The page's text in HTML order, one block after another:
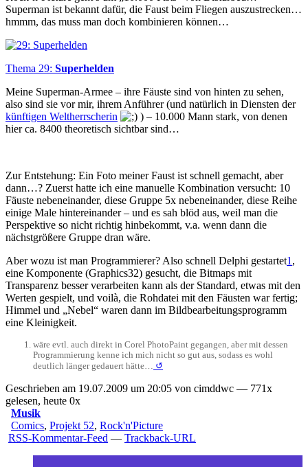
Superman ist bekannt dafür, die Faust beim Fliegen auszustrecken…
hmmm, das muss man doch kombinieren können…
Thema 29: Superhelden
Meine Superman-Armee – ihre Fäuste sind von hinten zu sehen,
also sind sie vor mir, ihrem Anführer (und natürlich in Diensten der
künftigen Weltherrscherin
) – 10.000 Mann stark, von denen
hier ca. 8400 theoretisch sichtbar sind…
Zur Entstehung: Ein Foto meiner Faust ist schnell gemacht, aber
dann…? Zuerst hatte ich eine manuelle Kombination versucht: 10
Fäuste nebeneinander, diese Gruppe 5x nebeneinander, diese Reihe
einige Male hintereinander – und es sah blöd aus, weil man die
Perspektive so nicht richtig hinbekommt, v.a. wenn dann die
nächstgrößere Gruppe dran wäre.
Aber wozu ist man Programmierer? Also schnell Delphi gestartet1 ,
eine Komponente (Graphics32) gesucht, die Bitmaps mit
Transparenz besser verarbeiten kann als der Standard, etwas mit den
Werten gespielt, und voilà, die Rohdatei mit den Fäusten war fertig;
Himmel und „Nebel“ waren dann im Bildbearbeitungsprogramm
eine Kleinigkeit.
wäre evtl. auch direkt in Corel PhotoPaint gegangen, aber mit dessen
Programmierung kenne ich mich nicht so gut aus, sodass es wohl
deutlich länger gedauert hätte… ↺
Geschrieben am 19.07.2009 um 20:05 von cimddwc — 771x
gelesen, heute 0x
Musik
Comics, Projekt 52, Rock'n'Picture
RSS-Kommentar-Feed — Trackback-URL